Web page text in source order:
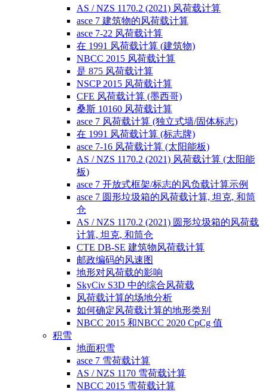
AS / NZS 1170.2 (2021) 风荷载计算
asce 7 建筑物的风荷载计算
asce 7-22 风荷载计算
在 1991 风荷载计算 (建筑物)
NBCC 2015 风荷载计算
是 875 风荷载计算
NSCP 2015 风荷载计算
CFE 风荷载计算 (墨西哥)
桑斯 10160 风荷载计算
asce 7 风荷载计算 (独立式墙/固体标志)
在 1991 风荷载计算 (标志牌)
asce 7-16 风荷载计算 (太阳能板)
AS / NZS 1170.2 (2021) 风荷载计算 (太阳能
板)
asce 7 开放式框架/标志的风负载计算示例
asce 7 圆形垃圾箱的风荷载计算, 坦克, 和筒
仓
AS / NZS 1170.2 (2021) 圆形垃圾箱的风荷载
计算, 坦克, 和筒仓
CTE DB-SE 建筑物风荷载计算
邮政编码的风速图
地形对风荷载的影响
SkyCiv S3D 中的综合风荷载
风荷载计算的场地分析
如何确定风荷载计算的地形类别
NBCC 2015 和NBCC 2020 CpCg 值
积雪
地面积雪
asce 7 雪荷载计算
AS / NZS 1170 雪荷载计算
NBCC 2015 雪荷载计算